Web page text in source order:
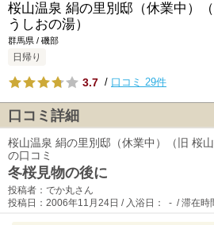
桜山温泉 絹の里別邸（休業中）
うしおの湯）
群馬県 / 磯部
日帰り
3.7 / 口コミ 29件
口コミ詳細
桜山温泉 絹の里別邸（休業中）（旧 桜
の口コミ
冬桜見物の後に
投稿者：でか丸さん
投稿日：2006年11月24日 / 入浴日： - / 滞在時